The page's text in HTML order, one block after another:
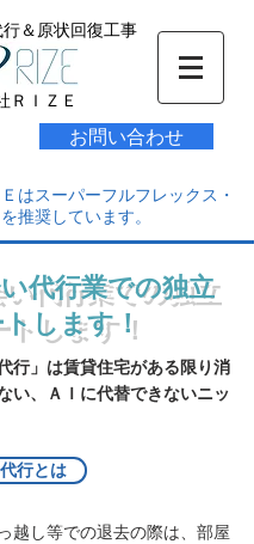
＆原状回復工事
ＲＩＺＥ
お問い合わせ
はスーパーフルフレックス・
推奨しています。
代行業での独立
します！
行」は賃貸住宅がある限り消
い、ＡＩに代替できないニッ
行とは
越し等での退去の際は、部屋